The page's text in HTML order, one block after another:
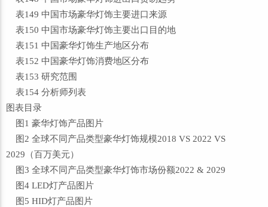
表149 中国市场豪华灯饰主要进口来源
表150 中国市场豪华灯饰主要出口目的地
表151 中国豪华灯饰生产地区分布
表152 中国豪华灯饰消费地区分布
表153 研究范围
表154 分析师列表
图表目录
图1 豪华灯饰产品图片
图2 全球不同产品类型豪华灯饰规模2018 VS 2022 VS
2029（百万美元）
图3 全球不同产品类型豪华灯饰市场份额2022 & 2029
图4 LED灯产品图片
图5 HID灯产品图片